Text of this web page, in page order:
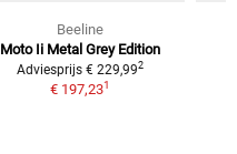
Beeline
Moto Ii Metal Grey Edition
Adviesprijs € 229,992
€ 197,231